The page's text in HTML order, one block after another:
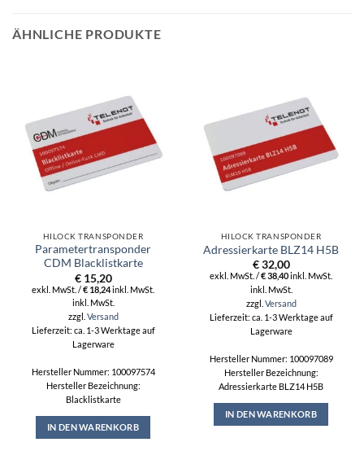
ÄHNLICHE PRODUKTE
HILOCK TRANSPONDER
Parametertransponder
CDM Blacklistkarte
€15,20
exkl. MwSt. /€ 18,24inkl. MwSt.
inkl. MwSt.
zzgl. Versand
Lieferzeit: ca. 1-3 Werktage auf
Lagerware
Hersteller Nummer: 100097574
Hersteller Bezeichnung:
Blacklistkarte
IN DEN WARENKORB
HILOCK TRANSPONDER
Adressierkarte BLZ14 H5B
€32,00
exkl. MwSt. /€38,40inkl. MwSt.
inkl. MwSt.
zzgl. Versand
Lieferzeit: ca. 1-3 Werktage auf
Lagerware
Hersteller Nummer: 100097089
Hersteller Bezeichnung:
Adressierkarte BLZ14 H5B
IN DEN WARENKORB